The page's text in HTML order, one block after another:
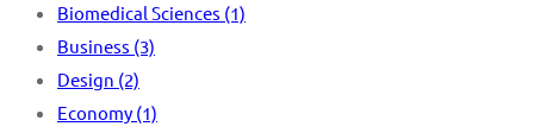
Biomedical Sciences (1)
Business (3)
Design (2)
Economy (1)